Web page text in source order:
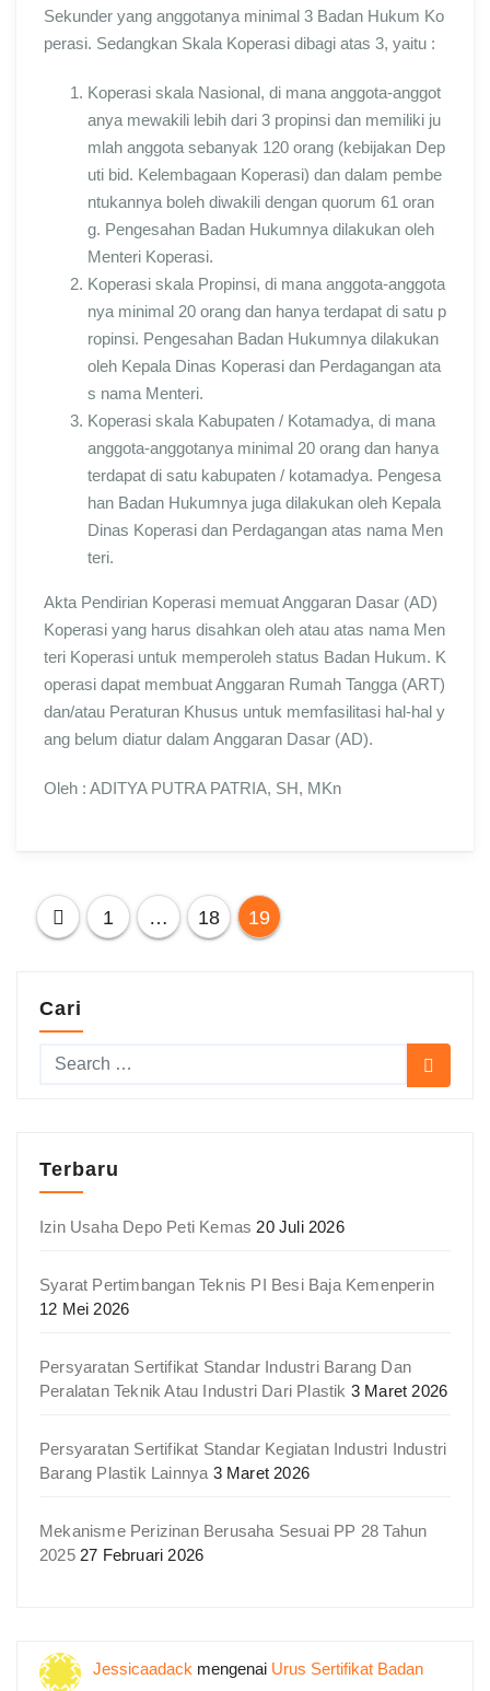
Sekunder yang anggotanya minimal 3 Badan Hukum Ko
perasi. Sedangkan Skala Koperasi dibagi atas 3, yaitu :
Koperasi skala Nasional, di mana anggota-anggot
anya mewakili lebih dari 3 propinsi dan memiliki ju
mlah anggota sebanyak 120 orang (kebijakan Dep
uti bid. Kelembagaan Koperasi) dan dalam pembe
ntukannya boleh diwakili dengan quorum 61 oran
g. Pengesahan Badan Hukumnya dilakukan oleh
Menteri Koperasi.
Koperasi skala Propinsi, di mana anggota-anggota
nya minimal 20 orang dan hanya terdapat di satu p
ropinsi. Pengesahan Badan Hukumnya dilakukan
oleh Kepala Dinas Koperasi dan Perdagangan ata
s nama Menteri.
Koperasi skala Kabupaten / Kotamadya, di mana
anggota-anggotanya minimal 20 orang dan hanya
terdapat di satu kabupaten / kotamadya. Pengesa
han Badan Hukumnya juga dilakukan oleh Kepala
Dinas Koperasi dan Perdagangan atas nama Men
teri.
Akta Pendirian Koperasi memuat Anggaran Dasar (AD)
Koperasi yang harus disahkan oleh atau atas nama Men
teri Koperasi untuk memperoleh status Badan Hukum. K
operasi dapat membuat Anggaran Rumah Tangga (ART)
dan/atau Peraturan Khusus untuk memfasilitasi hal-hal y
ang belum diatur dalam Anggaran Dasar (AD).
Oleh : ADITYA PUTRA PATRIA, SH, MKn
Paginasi
1 … 18 19
Cari
Terbaru
Izin Usaha Depo Peti Kemas 20 Juli 2026
Syarat Pertimbangan Teknis PI Besi Baja Kemenperin
12 Mei 2026
Persyaratan Sertifikat Standar Industri Barang Dan
Peralatan Teknik Atau Industri Dari Plastik 3 Maret 2026
Persyaratan Sertifikat Standar Kegiatan Industri Industri
Barang Plastik Lainnya 3 Maret 2026
Mekanisme Perizinan Berusaha Sesuai PP 28 Tahun
2025 27 Februari 2026
Jessicaadack mengenai Urus Sertifikat Badan